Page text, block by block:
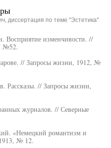
диссертация по теме "Эстетика"
Восприятие изменчивости. //
№52.
// Запросы жизни, 1912, №
Рассказы. // Запросы жизни,
журналов. // Северные
«Немецкий романтизм и
№ 12.